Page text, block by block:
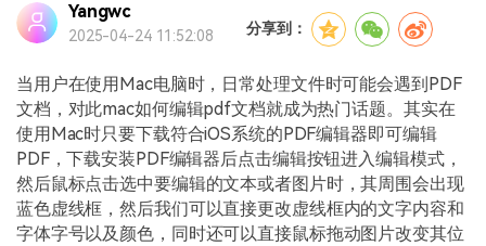
帮助中心
客服热线：4000-300624
万兴PDF 安卓版
万兴PDF iOS版
PDF开发工具
万兴PDF SDK
申请试用
PDF合并工具
PDF加密
PDF文件压缩
PDF签名
PDF批量工具
企业采购
经销商招募
产品支持
常见问题
产品信息
更新日志
下载中心
Yangwc
2025-04-24 11:52:08 分享到：
当用户在使用Mac电脑时，日常处理文件时可能会遇到PDF
文档，对此mac如何编辑pdf文档就成为热门话题。其实在
使用Mac时只要下载符合iOS系统的PDF编辑器即可编辑
PDF，下载安装PDF编辑器后点击编辑按钮进入编辑模式，
然后鼠标点击选中要编辑的文本或者图片时，其周围会出现
蓝色虚线框，然后我们可以直接更改虚线框内的文字内容和
字体字号以及颜色，同时还可以直接鼠标拖动图片改变其位